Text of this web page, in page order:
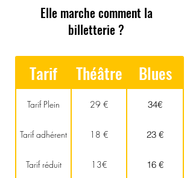
Elle marche comment la
billetterie ?
Tarif Théâtre Blues
Tarif Plein 29 € 34€
Tarif adhérent 18 € 23 €
Tarif réduit 13€ 16 €